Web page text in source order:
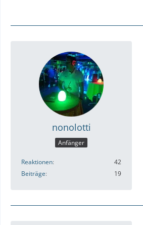
nonolotti
Anfänger
Reaktionen
42
Beiträge
19